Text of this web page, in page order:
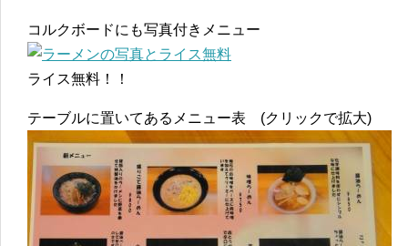
コルクボードにも写真付きメニュー
ライス無料！！
テーブルに置いてあるメニュー表 (クリックで拡大)